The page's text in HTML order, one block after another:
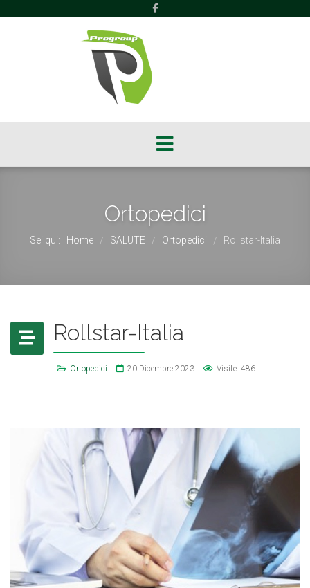
Ortopedici
Sei qui: Home / SALUTE / Ortopedici / Rollstar-Italia
Rollstar-Italia
Ortopedici 20 Dicembre 2023 Visite: 486